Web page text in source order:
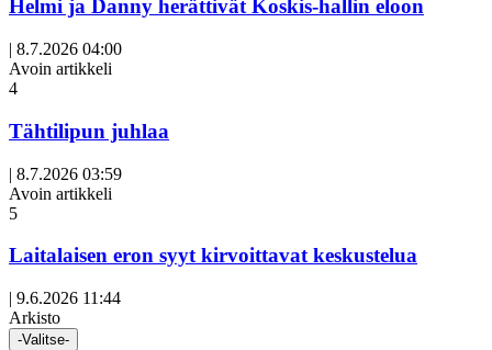
Helmi ja Danny herättivät Koskis-hallin eloon
| 8.7.2026 04:00
Avoin artikkeli
4
Tähtilipun juhlaa
| 8.7.2026 03:59
Avoin artikkeli
5
Laitalaisen eron syyt kirvoittavat keskustelua
| 9.6.2026 11:44
Arkisto
-Valitse-